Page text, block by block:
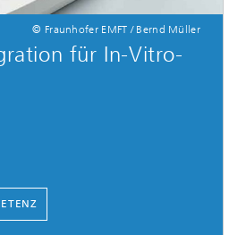
© Fraunhofer EMFT / Bernd Müller
für In-Vitro-